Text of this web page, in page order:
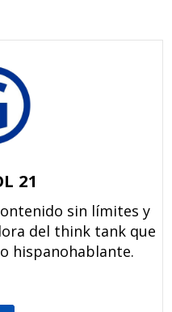
21
sin límites y
del think tank que
hispanohablante.